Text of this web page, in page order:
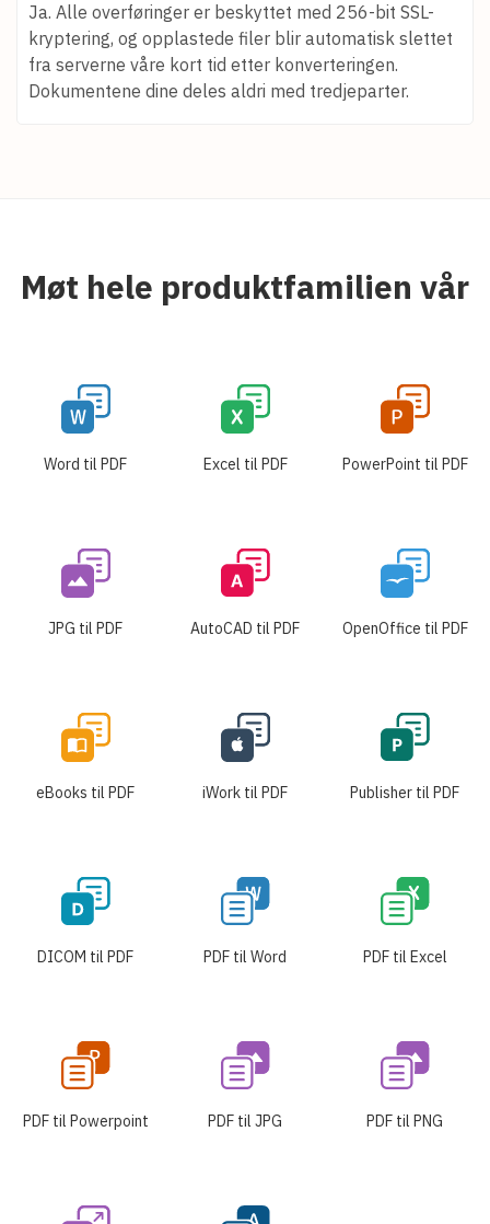
Ja. Alle overføringer er beskyttet med 256-bit SSL-
kryptering, og opplastede filer blir automatisk slettet
fra serverne våre kort tid etter konverteringen.
Dokumentene dine deles aldri med tredjeparter.
Møt hele produktfamilien vår
Word til PDF Excel til PDF PowerPoint til PDF
JPG til PDF AutoCAD til PDF OpenOffice til PDF
eBooks til PDF iWork til PDF Publisher til PDF
DICOM til PDF PDF til Word PDF til Excel
PDF til Powerpoint PDF til JPG PDF til PNG